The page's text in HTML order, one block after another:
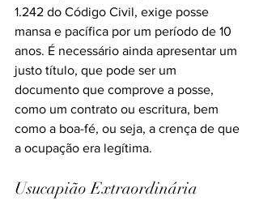
1.242 do Código Civil, exige posse
mansa e pacífica por um período de 10
anos. É necessário ainda apresentar um
justo título, que pode ser um
documento que comprove a posse,
como um contrato ou escritura, bem
como a boa-fé, ou seja, a crença de que
a ocupação era legítima.
Usucapião Extraordinária